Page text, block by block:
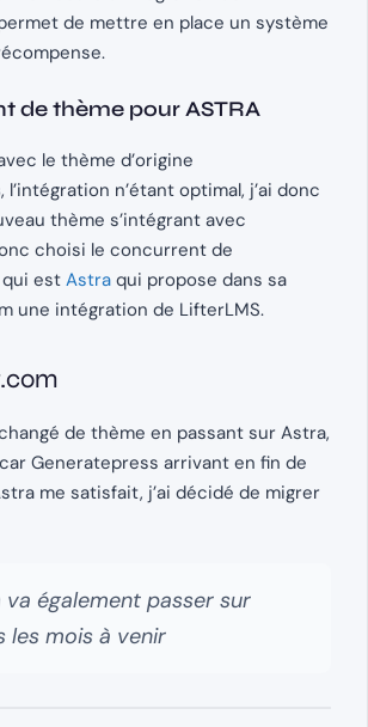
de mettre en place un système
de thème pour ASTRA
le thème d’origine
, l’intégration n’étant optimal, j’ai donc
thème s’intégrant avec
choisi le concurrent de
est Astra qui propose dans sa
une intégration de LifterLMS.
de thème en passant sur Astra,
Generatepress arrivant en fin de
me satisfait, j’ai décidé de migrer
également passer sur
les mois à venir